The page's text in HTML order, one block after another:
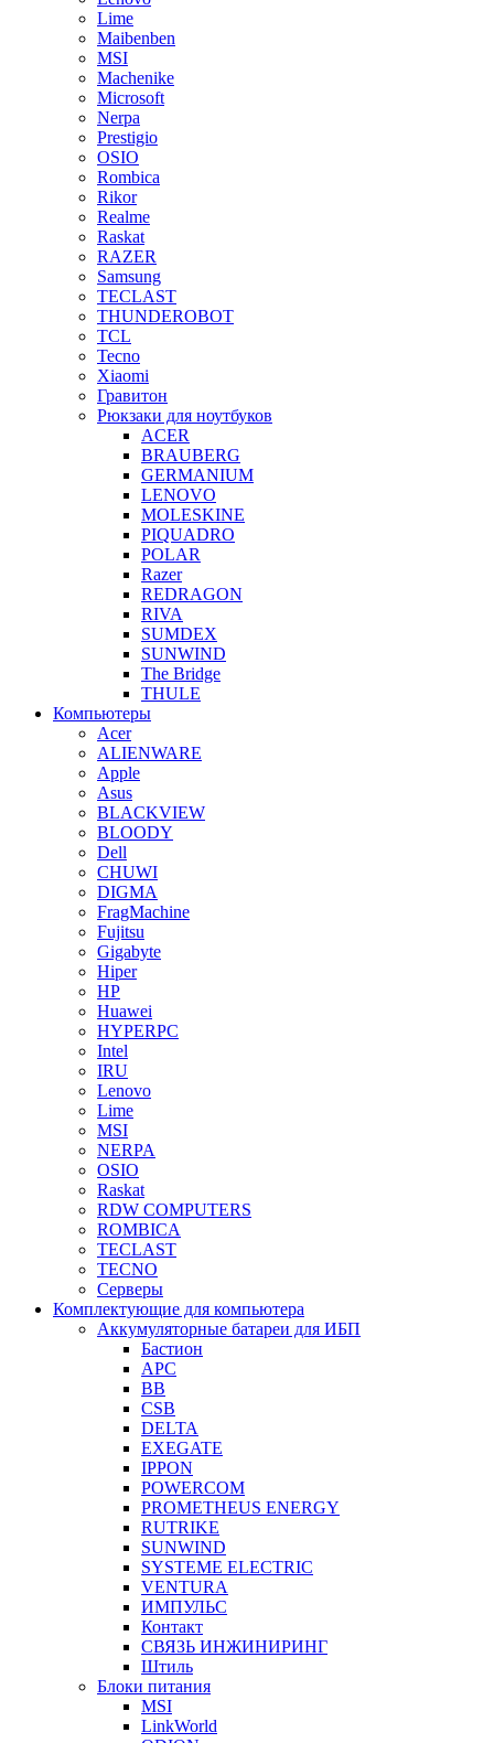
Lime
Maibenben
MSI
Machenike
Microsoft
Nerpa
Prestigio
OSIO
Rombica
Rikor
Realme
Raskat
RAZER
Samsung
TECLAST
THUNDEROBOT
TCL
Tecno
Xiaomi
Гравитон
Рюкзаки для ноутбуков
ACER
BRAUBERG
GERMANIUM
LENOVO
MOLESKINE
PIQUADRO
POLAR
Razer
REDRAGON
RIVA
SUMDEX
SUNWIND
The Bridge
THULE
Компьютеры
Acer
ALIENWARE
Apple
Asus
BLACKVIEW
BLOODY
Dell
CHUWI
DIGMA
FragMachine
Fujitsu
Gigabyte
Hiper
HP
Huawei
HYPERPC
Intel
IRU
Lenovo
Lime
MSI
NERPA
OSIO
Raskat
RDW COMPUTERS
ROMBICA
TECLAST
TECNO
Серверы
Комплектующие для компьютера
Аккумуляторные батареи для ИБП
Бастион
APC
BB
CSB
DELTA
EXEGATE
IPPON
POWERCOM
PROMETHEUS ENERGY
RUTRIKE
SUNWIND
SYSTEME ELECTRIC
VENTURA
ИМПУЛЬС
Контакт
СВЯЗЬ ИНЖИНИРИНГ
Штиль
Блоки питания
MSI
LinkWorld